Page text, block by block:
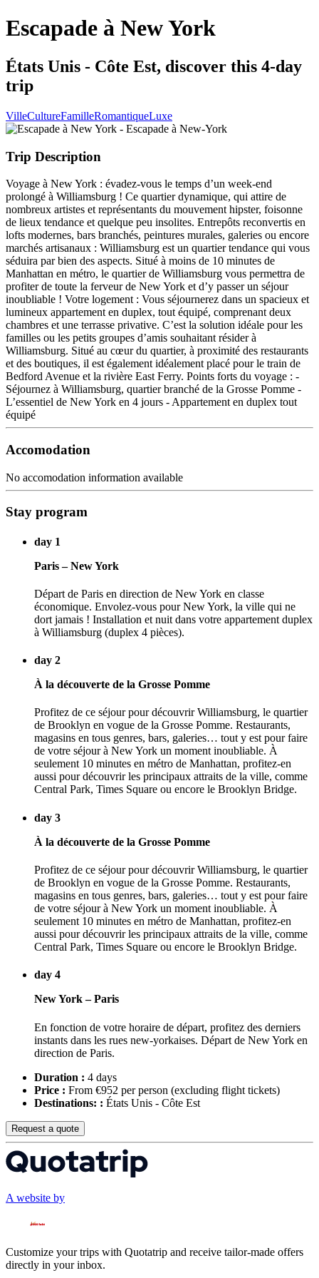
Escapade à New York
États Unis - Côte Est, discover this 4-day
trip
VilleCultureFamilleRomantiqueLuxe
Trip Description
Voyage à New York : évadez-vous le temps d’un week-end
prolongé à Williamsburg ! Ce quartier dynamique, qui attire de
nombreux artistes et représentants du mouvement hipster, foisonne
de lieux tendance et quelque peu insolites. Entrepôts reconvertis en
lofts modernes, bars branchés, peintures murales, galeries ou encore
marchés artisanaux : Williamsburg est un quartier tendance qui vous
séduira par bien des aspects. Situé à moins de 10 minutes de
Manhattan en métro, le quartier de Williamsburg vous permettra de
profiter de toute la ferveur de New York et d’y passer un séjour
inoubliable ! Votre logement : Vous séjournerez dans un spacieux et
lumineux appartement en duplex, tout équipé, comprenant deux
chambres et une terrasse privative. C’est la solution idéale pour les
familles ou les petits groupes d’amis souhaitant résider à
Williamsburg. Situé au cœur du quartier, à proximité des restaurants
et des boutiques, il est également idéalement placé pour le train de
Bedford Avenue et la rivière East Ferry. Points forts du voyage : -
Séjournez à Williamsburg, quartier branché de la Grosse Pomme -
L’essentiel de New York en 4 jours - Appartement en duplex tout
équipé
Accomodation
No accomodation information available
Stay program
day 1
Paris – New York
Départ de Paris en direction de New York en classe
économique. Envolez-vous pour New York, la ville qui ne
dort jamais ! Installation et nuit dans votre appartement duplex
à Williamsburg (duplex 4 pièces).
day 2
À la découverte de la Grosse Pomme
Profitez de ce séjour pour découvrir Williamsburg, le quartier
de Brooklyn en vogue de la Grosse Pomme. Restaurants,
magasins en tous genres, bars, galeries… tout y est pour faire
de votre séjour à New York un moment inoubliable. À
seulement 10 minutes en métro de Manhattan, profitez-en
aussi pour découvrir les principaux attraits de la ville, comme
Central Park, Times Square ou encore le Brooklyn Bridge.
day 3
À la découverte de la Grosse Pomme
Profitez de ce séjour pour découvrir Williamsburg, le quartier
de Brooklyn en vogue de la Grosse Pomme. Restaurants,
magasins en tous genres, bars, galeries… tout y est pour faire
de votre séjour à New York un moment inoubliable. À
seulement 10 minutes en métro de Manhattan, profitez-en
aussi pour découvrir les principaux attraits de la ville, comme
Central Park, Times Square ou encore le Brooklyn Bridge.
day 4
New York – Paris
En fonction de votre horaire de départ, profitez des derniers
instants dans les rues new-yorkaises. Départ de New York en
direction de Paris.
Duration : 4 days
Price : From €952 per person (excluding flight tickets)
Destinations: : États Unis - Côte Est
Request a quote
A website by
Customize your trips with Quotatrip and receive tailor-made offers
directly in your inbox.